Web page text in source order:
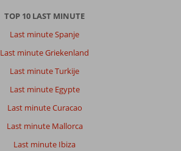
TOP 10 LAST MINUTE
Last minute Spanje
Last minute Griekenland
Last minute Turkije
Last minute Egypte
Last minute Curacao
Last minute Mallorca
Last minute Ibiza